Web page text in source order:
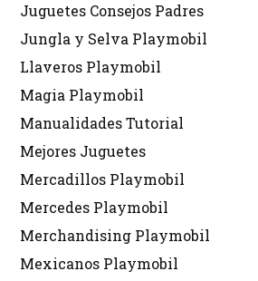
Juguetes Consejos Padres
Jungla y Selva Playmobil
Llaveros Playmobil
Magia Playmobil
Manualidades Tutorial
Mejores Juguetes
Mercadillos Playmobil
Mercedes Playmobil
Merchandising Playmobil
Mexicanos Playmobil